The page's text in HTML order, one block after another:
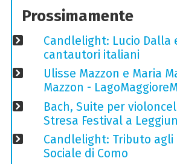
Prossimamente
Candlelight: Lucio Dalla
cantautori italiani
Ulisse Mazzon e Maria
Mazzon -
Bach, Suite per
Stresa Festival a
Candlelight: Tributo agli
Sociale di Como